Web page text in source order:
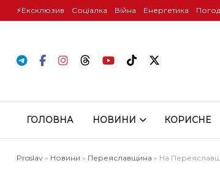
⚡️Ексклюзив Соціалка Війна Енергетика
ГОЛОВНА НОВИНИ КОРИСНЕ
Proslav » Новини » Переяславщина » На